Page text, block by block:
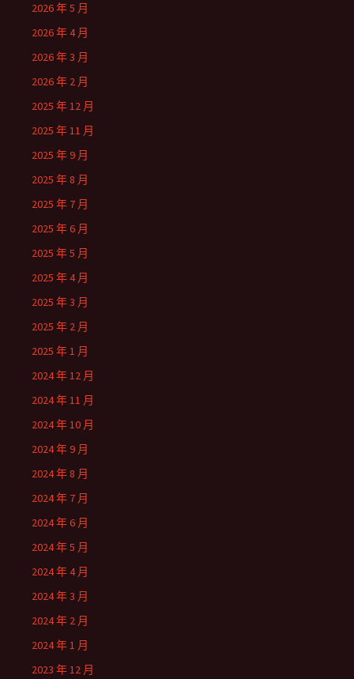
2026 年 5 月
2026 年 4 月
2026 年 3 月
2026 年 2 月
2025 年 12 月
2025 年 11 月
2025 年 9 月
2025 年 8 月
2025 年 7 月
2025 年 6 月
2025 年 5 月
2025 年 4 月
2025 年 3 月
2025 年 2 月
2025 年 1 月
2024 年 12 月
2024 年 11 月
2024 年 10 月
2024 年 9 月
2024 年 8 月
2024 年 7 月
2024 年 6 月
2024 年 5 月
2024 年 4 月
2024 年 3 月
2024 年 2 月
2024 年 1 月
2023 年 12 月